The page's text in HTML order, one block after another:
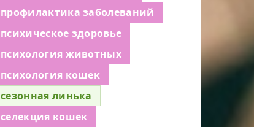
профилактика заболеваний
психическое здоровье
психология животных
психология кошек
сезонная линька
селекция кошек